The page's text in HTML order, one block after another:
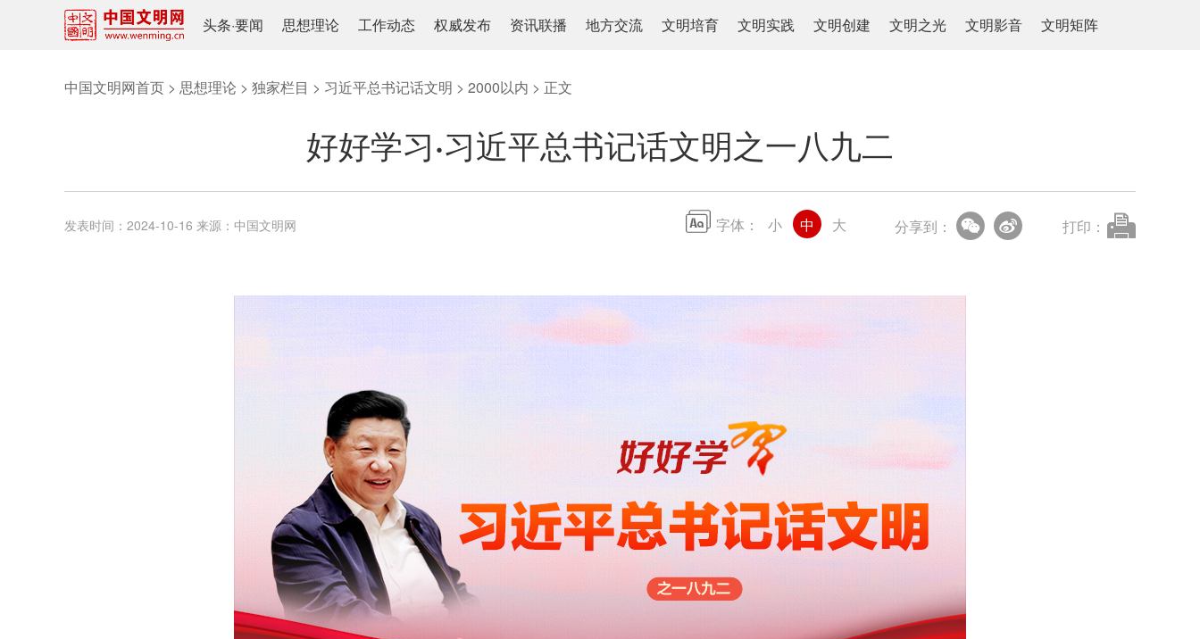
头条·要闻 思想理论 工作动态 权威发布 资讯联播 地方交流 文明培育 文明实践 文明创建 文明之光 文明影音 文明矩阵
中国文明网首页 > 思想理论 > 独家栏目 > 习近平总书记话文明 > 2000以内 > 正文
好好学习·习近平总书记话文明之一八九二
发表时间： 2024-10-16 来源： 中国文明网 字体： 小 中 大 分享到： 打印：